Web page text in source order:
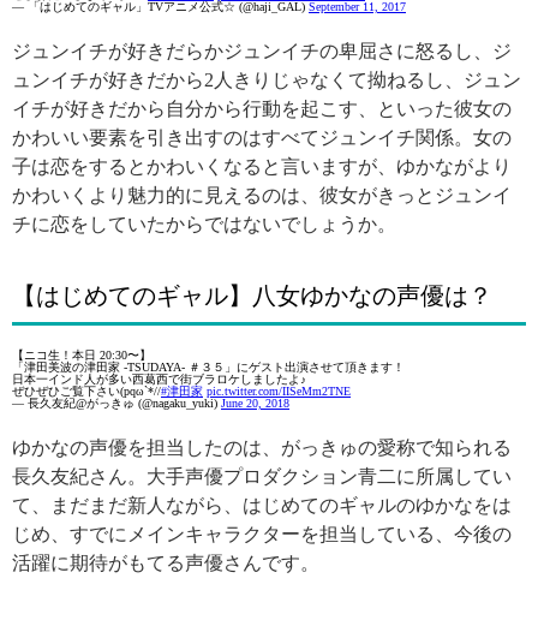
— 「はじめてのギャル」TVアニメ公式☆ (@haji_GAL) September 11, 2017
ジュンイチが好きだらかジュンイチの卑屈さに怒るし、ジ
ュンイチが好きだから2人きりじゃなくて拗ねるし、ジュン
イチが好きだから自分から行動を起こす、といった彼女の
かわいい要素を引き出すのはすべてジュンイチ関係。女の
子は恋をするとかわいくなると言いますが、ゆかながより
かわいくより魅力的に見えるのは、彼女がきっとジュンイ
チに恋をしていたからではないでしょうか。
【はじめてのギャル】八女ゆかなの声優は？
【ニコ生！本日 20:30〜】
「津田美波の津田家 -TSUDAYA- ＃３５」にゲスト出演させて頂きます！
日本一インド人が多い西葛西で街ブラロケしましたよ♪
ぜひぜひご覧下さい(pqω`*//#津田家 pic.twitter.com/IISeMm2TNE
— 長久友紀@がっきゅ (@nagaku_yuki) June 20, 2018
ゆかなの声優を担当したのは、がっきゅの愛称で知られる
長久友紀さん。大手声優プロダクション青二に所属してい
て、まだまだ新人ながら、はじめてのギャルのゆかなをは
じめ、すでにメインキャラクターを担当している、今後の
活躍に期待がもてる声優さんです。